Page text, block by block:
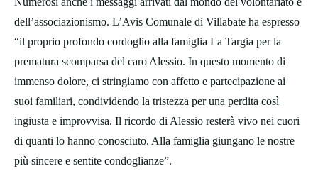
dell’associazionismo. L’Avis Comunale di Villabate ha espresso
“il proprio profondo cordoglio alla famiglia La Targia per la
prematura scomparsa del caro Alessio. In questo momento di
immenso dolore, ci stringiamo con affetto e partecipazione ai
suoi familiari, condividendo la tristezza per una perdita così
ingiusta e improvvisa. Il ricordo di Alessio resterà vivo nei cuori
di quanti lo hanno conosciuto. Alla famiglia giungano le nostre
più sincere e sentite condoglianze”.